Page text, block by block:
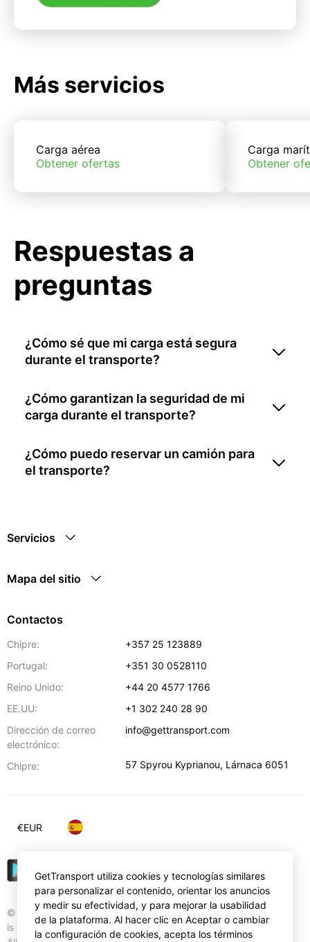
Más servicios
Carga aérea
Obtener ofertas
Carga
Obtener
Respuestas a
preguntas
¿Cómo sé que mi carga está segura
durante el transporte?
¿Cómo garantizan la seguridad de mi
carga durante el transporte?
¿Cómo puedo reservar un camión para
el transporte?
Servicios
Mapa del sitio
Contactos
Chipre:
+357 25 123889
Portugal:
+351 30 0528110
Reino Unido:
+44 20 4577 1766
EE.UU:
+1 302 240 28 90
Dirección de correo
electrónico:
info@gettransport.com
Chipre: 57 Spyrou Kyprianou, Lárnaca 6051
© Gettransport International Limited. GetTransport®
is trademark of Gettransport International Limited.
€EUR
GetTransport utiliza cookies y tecnologías similares
para personalizar el contenido, orientar los anuncios
y medir su efectividad, y para mejorar la usabilidad
de la plataforma. Al hacer clic en Aceptar o cambiar
la configuración de cookies, acepta los términos